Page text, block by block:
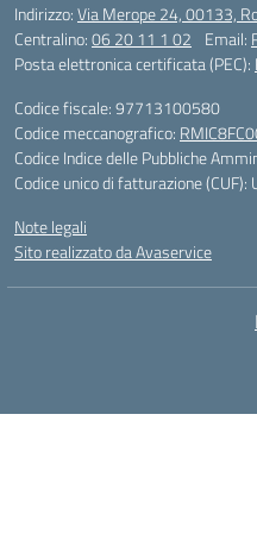
Indirizzo:Via Merope 24, 00133,
Centralino:06 20 11 1 02 Email:
Posta elettronica certificata (PEC):
Codice fiscale: 97713100580
Codice meccanografico:
Codice Indice delle Pubbliche
Codice unico di fatturazione (CUF):
Note legali
Sito realizzato da Avaservice